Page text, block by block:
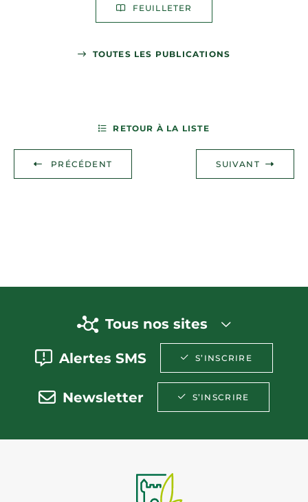
FEUILLETER
TOUTES LES PUBLICATIONS
PRÉCÉDENT
RETOUR À LA LISTE
SUIVANT
Tous nos sites
Alertes SMS S’INSCRIRE
Newsletter S’INSCRIRE